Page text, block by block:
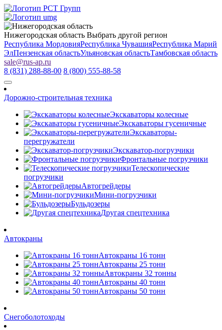
Нижегородская область Выбрать другой регион
Республика МордовияРеспублика ЧувашияРеспублика Марий
ЭлПензенская областьУльяновская областьТамбовская область
sale@rus-ap.ru
8 (831) 288-88-00 8 (800) 555-88-58
Дорожно-строительная техника
Экскаваторы колесные
Экскаваторы гусеничные
Экскаваторы-
перегружатели
Экскаватор-погрузчики
Фронтальные погрузчики
Телескопические
погрузчики
Автогрейдеры
Мини-погрузчики
Бульдозеры
Другая спецтехника
Автокраны
Автокраны 16 тонн
Автокраны 25 тонн
Автокраны 32 тонны
Автокраны 40 тонн
Автокраны 50 тонн
Снегоболотоходы